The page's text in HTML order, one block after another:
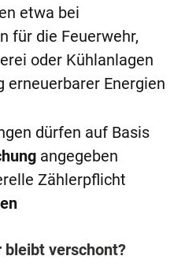
etwa bei
für die Feuerwehr,
oder Kühlanlagen
erneuerbarer Energien
dürfen auf Basis
angegeben
Zählerpflicht
bleibt verschont?